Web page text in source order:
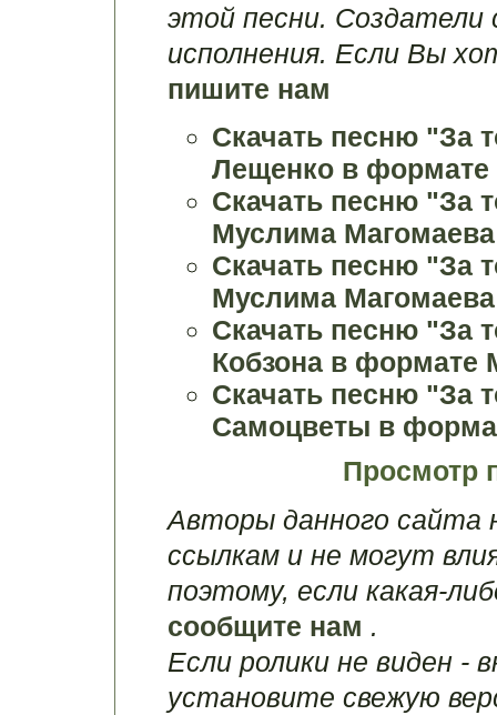
этой песни. Создатели
исполнения. Если Вы
пишите нам
Скачать песню "За
Лещенко в формате
Скачать песню "За
Муслима Магомаева
Скачать песню "За
Муслима
Скачать песню "За
Кобзона в формате
Скачать песню "За
Самоцветы в
Просмотр
Авторы данного сайта
ссылкам и не могут
поэтому, если какая-
сообщите нам .
Если ролики не виден -
установите свежую